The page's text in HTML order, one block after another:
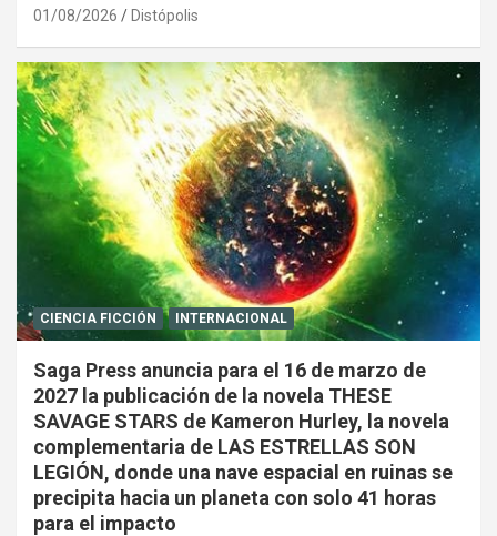
01/08/2026 Distópolis
CIENCIA FICCIÓN INTERNACIONAL
Saga Press anuncia para el 16 de marzo de
2027 la publicación de la novela THESE
SAVAGE STARS de Kameron Hurley, la novela
complementaria de LAS ESTRELLAS SON
LEGIÓN, donde una nave espacial en ruinas se
precipita hacia un planeta con solo 41 horas
para el impacto